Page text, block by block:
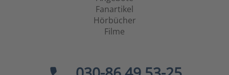
Fanartikel
Hörbücher
Filme